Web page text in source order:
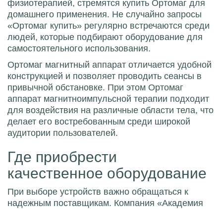
физиотерапией, стремятся купить Ортомаг для
домашнего применения. Не случайно запросы
«Ортомаг купить» регулярно встречаются среди
людей, которые подбирают оборудование для
самостоятельного использования.
Ортомаг магнитный аппарат отличается удобной
конструкцией и позволяет проводить сеансы в
привычной обстановке. При этом Ортомаг
аппарат магнитноимпульсной терапии подходит
для воздействия на различные области тела, что
делает его востребованным среди широкой
аудитории пользователей.
Где приобрести
качественное оборудование
При выборе устройств важно обращаться к
надежным поставщикам. Компания «Академия